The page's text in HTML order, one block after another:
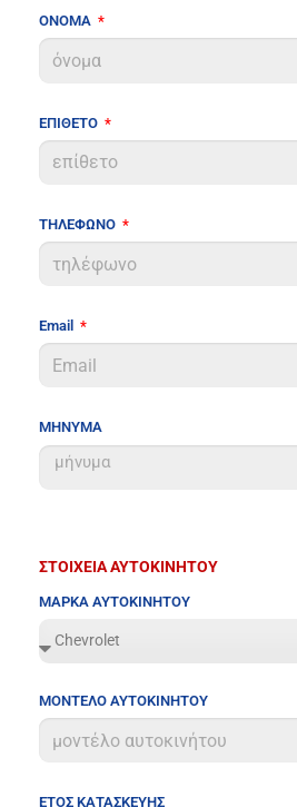
ΟΝΟΜΑ
ΕΠΙΘΕΤΟ
ΤΗΛΕΦΩΝΟ
Email
ΜΗΝΥΜΑ
ΣΤΟΙΧΕΙΑ ΑΥΤΟΚΙΝΗΤΟΥ
ΜΑΡΚΑ ΑΥΤΟΚΙΝΗΤΟΥ
ΜΟΝΤΕΛΟ ΑΥΤΟΚΙΝΗΤΟΥ
ΕΤΟΣ ΚΑΤΑΣΚΕΥΗΣ